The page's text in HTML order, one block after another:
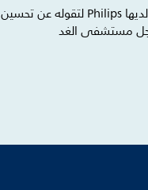
اقرأ المزيد حول ما لديها Philips لتقوله عن تحسين
مستشفى الغد